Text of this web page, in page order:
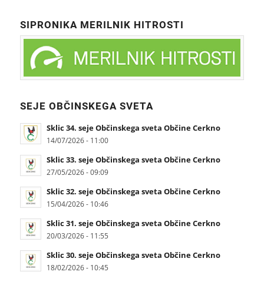
SIPRONIKA MERILNIK HITROSTI
SEJE OBČINSKEGA SVETA
Sklic 34. seje Občinskega sveta Občine Cerkno
14/07/2026 - 11:00
Sklic 33. seje Občinskega sveta Občine Cerkno
27/05/2026 - 09:09
Sklic 32. seje Občinskega sveta Občine Cerkno
15/04/2026 - 10:46
Sklic 31. seje Občinskega sveta Občine Cerkno
20/03/2026 - 11:55
Sklic 30. seje Občinskega sveta Občine Cerkno
18/02/2026 - 10:45